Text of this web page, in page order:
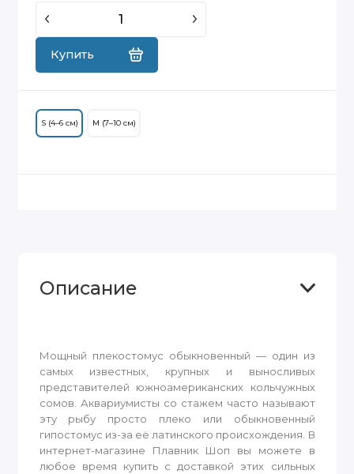
Купить
S (4–6 см) M (7–10 см)
Описание
Мощный плекостомус обыкновенный — один из
самых известных, крупных и выносливых
представителей южноамериканских кольчужных
сомов. Аквариумисты со стажем часто называют
эту рыбу просто плеко или обыкновенный
гипостомус из-за её латинского происхождения. В
интернет-магазине Плавник Шоп вы можете в
любое время купить с доставкой этих сильных